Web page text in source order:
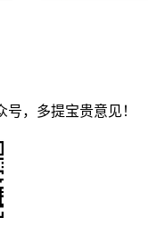
，多提宝贵意见！